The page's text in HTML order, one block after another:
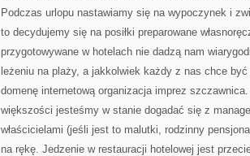
Podczas urlopu nastawiamy się na wypoczynek i
to decydujemy się na posiłki preparowane
przygotowywane w hotelach nie dadzą nam
leżeniu na plaży, a jakkolwiek każdy z nas chce
domenę internetową organizacja imprez
większości jesteśmy w stanie dogadać się z
właścicielami (jeśli jest to malutki, rodzinny
na rękę. Jedzenie w restauracji hotelowej jest